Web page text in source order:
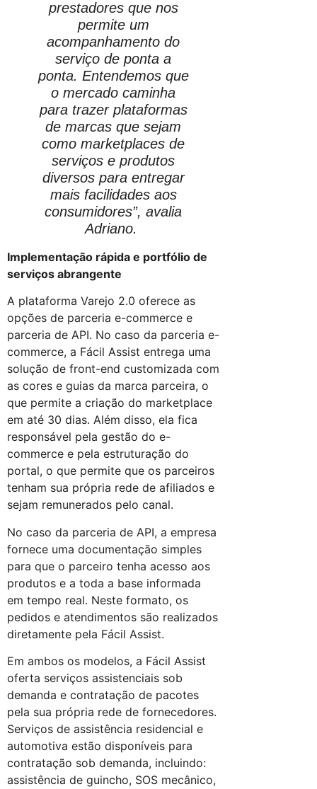
prestadores que nos
permite um
acompanhamento do
serviço de ponta a
ponta. Entendemos que
o mercado caminha
para trazer plataformas
de marcas que sejam
como marketplaces de
serviços e produtos
diversos para entregar
mais facilidades aos
consumidores”, avalia
Adriano.
Implementação rápida e portfólio de
serviços abrangente
A plataforma Varejo 2.0 oferece as
opções de parceria e-commerce e
parceria de API. No caso da parceria e-
commerce, a Fácil Assist entrega uma
solução de front-end customizada com
as cores e guias da marca parceira, o
que permite a criação do marketplace
em até 30 dias. Além disso, ela fica
responsável pela gestão do e-
commerce e pela estruturação do
portal, o que permite que os parceiros
tenham sua própria rede de afiliados e
sejam remunerados pelo canal.
No caso da parceria de API, a empresa
fornece uma documentação simples
para que o parceiro tenha acesso aos
produtos e a toda a base informada
em tempo real. Neste formato, os
pedidos e atendimentos são realizados
diretamente pela Fácil Assist.
Em ambos os modelos, a Fácil Assist
oferta serviços assistenciais sob
demanda e contratação de pacotes
pela sua própria rede de fornecedores.
Serviços de assistência residencial e
automotiva estão disponíveis para
contratação sob demanda, incluindo:
assistência de guincho, SOS mecânico,